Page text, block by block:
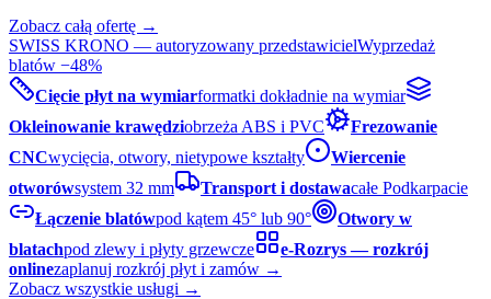
Zobacz całą ofertę →
SWISS KRONO — autoryzowany przedstawicielWyprzedaż
blatów −48%
Cięcie płyt na wymiarformatki dokładnie na wymiar
Okleinowanie krawędziobrzeża ABS i PVC
Frezowanie
CNCwycięcia, otwory, nietypowe kształty
Wiercenie
otworówsystem 32 mm Transport i dostawacałe Podkarpacie
Łączenie blatówpod kątem 45° lub 90°
Otwory w
blatachpod zlewy i płyty grzewcze
e-Rozrys — rozkrój
onlinezaplanuj rozkrój płyt i zamów →
Zobacz wszystkie usługi →